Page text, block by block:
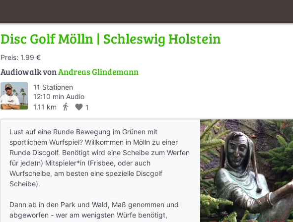
Disc Golf Mölln | Schleswig Holstein
Preis: 1.99 €
Audiowalk vonAndreas Glindemann
11 Stationen
12:10 min Audio
1.11 km
directions_walk favorite 1
Lust auf eine Runde Bewegung im Grünen mit
sportlichem Wurfspiel? Willkommen in Mölln zu einer
Runde Discgolf. Benötigt wird eine Scheibe zum Werfen
für jede(n) Mitspieler*in (Frisbee, oder auch
Wurfscheibe, am besten eine spezielle Discgolf
Scheibe).
Dann ab in den Park und Wald, Maß genommen und
abgeworfen - wer am wenigsten Würfe benötigt,